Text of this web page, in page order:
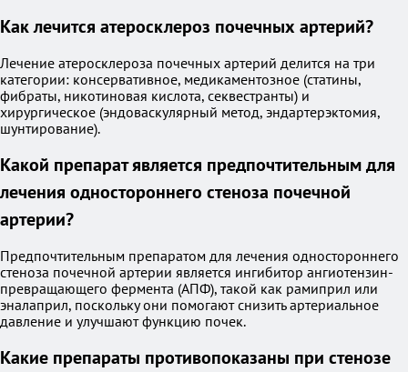
Как лечится атеросклероз почечных артерий?
Лечение атеросклероза почечных артерий делится на три
категории: консервативное, медикаментозное (статины,
фибраты, никотиновая кислота, секвестранты) и
хирургическое (эндоваскулярный метод, эндартерэктомия,
шунтирование).
Какой препарат является предпочтительным для
лечения одностороннего стеноза почечной
артерии?
Предпочтительным препаратом для лечения одностороннего
стеноза почечной артерии является ингибитор ангиотензин-
превращающего фермента (АПФ), такой как рамиприл или
эналаприл, поскольку они помогают снизить артериальное
давление и улучшают функцию почек.
Какие препараты противопоказаны при стенозе